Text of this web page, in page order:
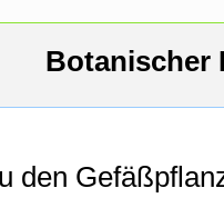
Botanischer
den